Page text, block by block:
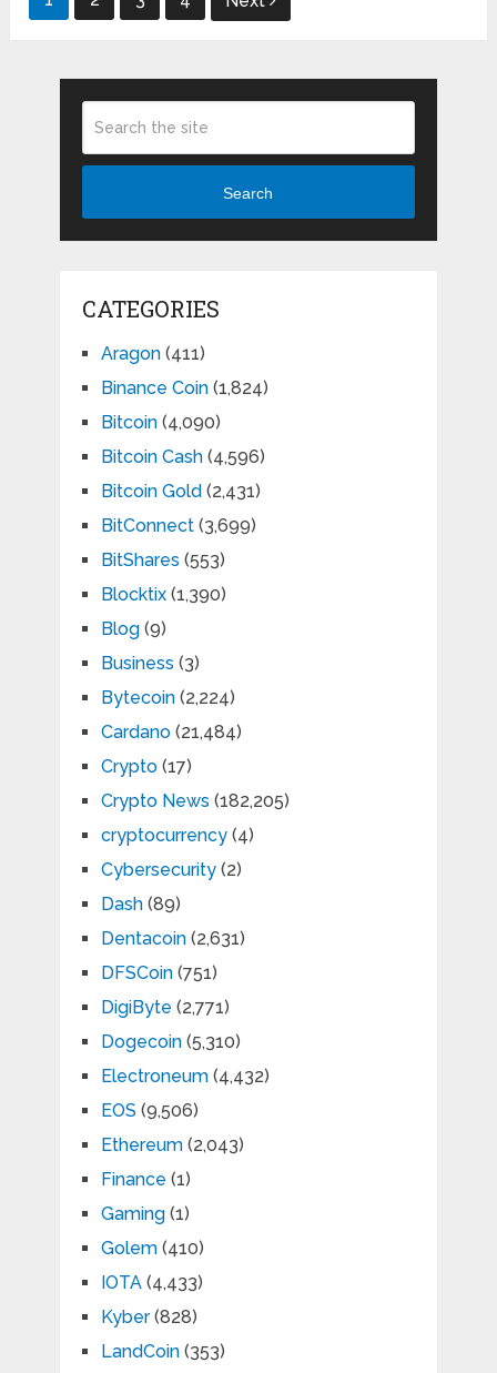
Search
CATEGORIES
Aragon(411)
Binance Coin(1,824)
Bitcoin(4,090)
Bitcoin Cash(4,596)
Bitcoin Gold (2,431)
BitConnect(3,699)
BitShares (553)
Blocktix(1,390)
Blog(9)
Business (3)
Bytecoin(2,224)
Cardano(21,484)
Crypto(17)
Crypto News (182,205)
cryptocurrency(4)
Cybersecurity(2)
Dash(89)
Dentacoin(2,631)
DFSCoin(751)
DigiByte (2,771)
Dogecoin(5,310)
Electroneum(4,432)
EOS (9,506)
Ethereum(2,043)
Finance (1)
Gaming(1)
Golem(410)
IOTA(4,433)
Kyber(828)
LandCoin(353)